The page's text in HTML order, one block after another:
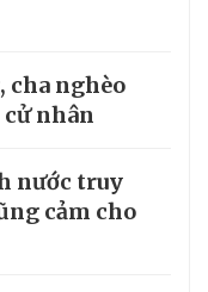
cha nghèo
nhân
nước truy
cảm cho